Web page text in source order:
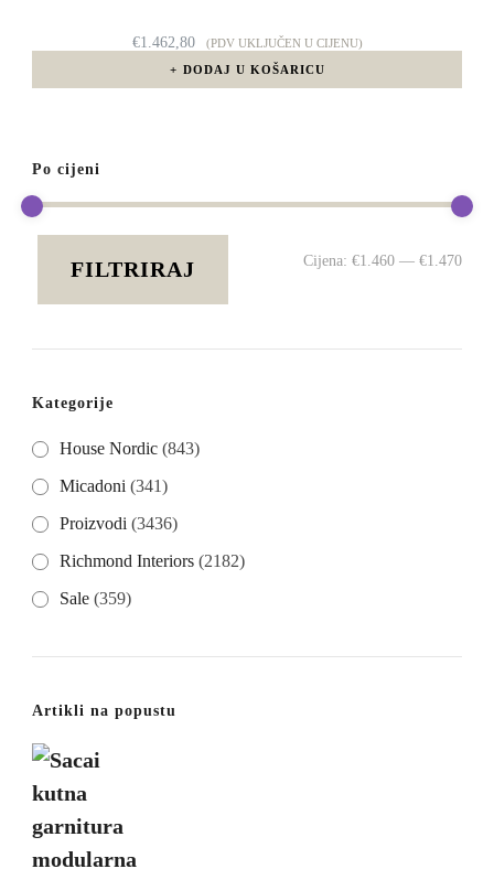
€1.462,80
(PDV UKLJUČEN U CIJENU)
DODAJ U KOŠARICU
Po cijeni
Min
FILTRIRAJ Cijena: €1.460 — €1.470
Kategorije
House Nordic (843)
Micadoni (341)
Proizvodi (3436)
Richmond Interiors (2182)
Sale (359)
Artikli na popustu